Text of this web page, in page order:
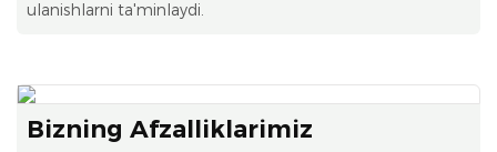
ulanishlarni ta'minlaydi.
Bizning Afzalliklarimiz